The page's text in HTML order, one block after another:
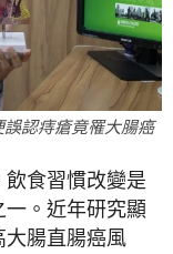
認痔瘡竟罹大腸癌
食習慣改變是
。近年研究顯
腸直腸癌風